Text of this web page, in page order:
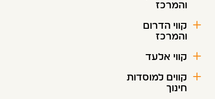
והמרכז
קווי הדרום
והמרכז
קווי אלעד
קווים למוסדות
חינוך